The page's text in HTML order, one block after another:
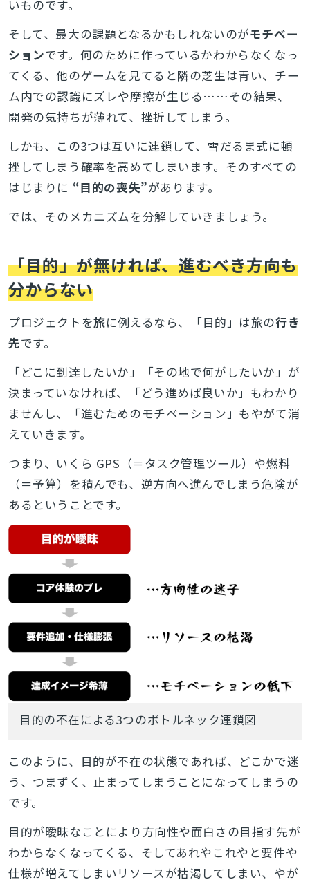
いものです。
そして、最大の課題となるかもしれないのがモチベー
ションです。何のために作っているかわからなくなっ
てくる、他のゲームを見てると隣の芝生は青い、チー
ム内での認識にズレや摩擦が生じる……その結果、
開発の気持ちが薄れて、挫折してしまう。
しかも、この3つは互いに連鎖して、雪だるま式に頓
挫してしまう確率を高めてしまいます。そのすべての
はじまりに “目的の喪失”があります。
では、そのメカニズムを分解していきましょう。
「目的」が無ければ、進むべき方向も
分からない
プロジェクトを旅に例えるなら、「目的」は旅の行き
先です。
「どこに到達したいか」「その地で何がしたいか」が
決まっていなければ、「どう進めば良いか」もわかり
ませんし、「進むためのモチベーション」もやがて消
えていきます。
つまり、いくら GPS（＝タスク管理ツール）や燃料
（＝予算）を積んでも、逆方向へ進んでしまう危険が
あるということです。
目的の不在による3つのボトルネック連鎖図
このように、目的が不在の状態であれば、どこかで迷
う、つまずく、止まってしまうことになってしまうの
です。
目的が曖昧なことにより方向性や面白さの目指す先が
わからなくなってくる、そしてあれやこれやと要件や
仕様が増えてしまいリソースが枯渇してしまい、やが